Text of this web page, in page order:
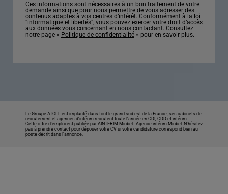
Ces informations sont nécessaires à un bon traitement de votre
demande ainsi que pour nous permettre de vous adresser des
contenus adaptés à vos centres d’intérêt. Conformément à la loi
“informatique et libertés”, vous pouvez exercer votre droit d’accès
aux données vous concernant en nous contactant. Consultez
notre page « Politique de confidentialité » pour en savoir plus.
Le Groupe ATOLL est implanté dans tout le grand sud-est de la France, ses cabinets de
recrutement et agences d’intérim recrutent toute l’année en CDI, CDD et intérim.
Cette offre d’emploi est publiée par AINTERIM Miribel -Agence intérim Miribel . N’hésitez
pas à prendre contact pour déposer votre CV si votre candidature correspond bien au
poste décrit dans l'annonce.